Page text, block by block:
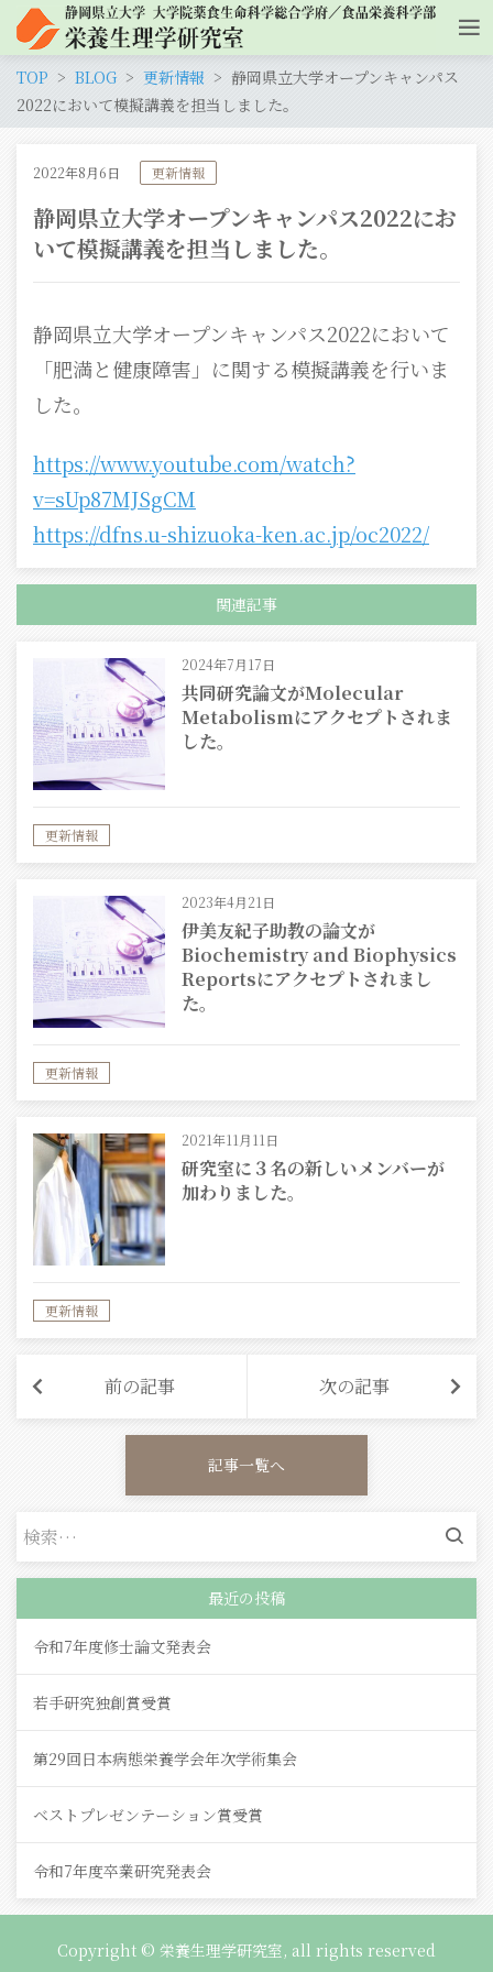
TOP BLOG 更新情報
静岡県立大学オープンキャンパス
2022において模擬講義を担当しました。
2022年8月6日 更新情報
静岡県立大学オープンキャンパス2022にお
いて模擬講義を担当しました。
静岡県立大学オープンキャンパス2022において
「肥満と健康障害」に関する模擬講義を行いま
した。
https://www.youtube.com/watch?
v=sUp87MJSgCM
https://dfns.u-shizuoka-ken.ac.jp/oc2022/
関連記事
2024年7月17日
共同研究論文がMolecular
Metabolismにアクセプトされま
した。
更新情報
2023年4月21日
伊美友紀子助教の論文が
Biochemistry and Biophysics
Reportsにアクセプトされまし
た。
更新情報
2021年11月11日
研究室に３名の新しいメンバーが
加わりました。
更新情報
前の記事 次の記事
記事一覧へ
検
索:
最近の投稿
令和7年度修士論文発表会
若手研究独創賞受賞
第29回日本病態栄養学会年次学術集会
ベストプレゼンテーション賞受賞
令和7年度卒業研究発表会
Copyright © 栄養生理学研究室, all rights reserved